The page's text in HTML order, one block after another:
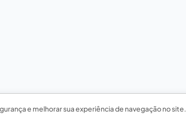
e melhorar sua experiência de navegação no site.